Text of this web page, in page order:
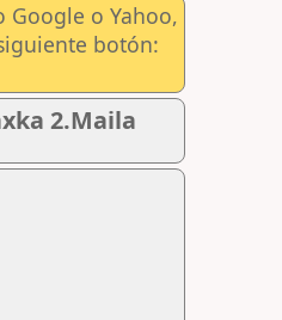
Google o Yahoo,
botón:
2.Maila